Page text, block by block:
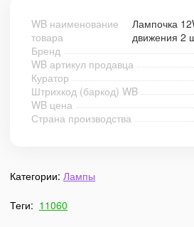
WB наименование
товара
Лампочка
движения 2
Бренд
WB артикул продавца
Куратор
Штрихкод (баркод) WB
WB цена
Страна производства
Категории: Лампы
Теги: 11060